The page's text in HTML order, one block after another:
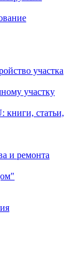
участка
участку
статьи,
и ремонта